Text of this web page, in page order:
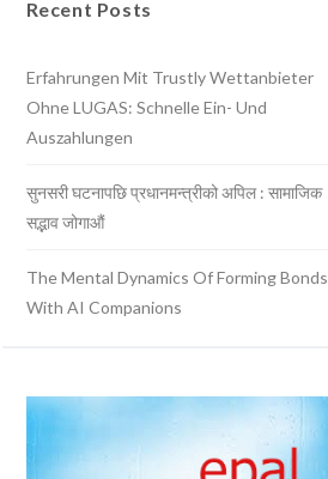
Recent Posts
Erfahrungen Mit Trustly Wettanbieter
Ohne LUGAS: Schnelle Ein- Und
Auszahlungen
सुनसरी घटनापछि प्रधानमन्त्रीको अपिल : सामाजिक
सद्भाव जोगाऔं
The Mental Dynamics Of Forming Bonds
With AI Companions